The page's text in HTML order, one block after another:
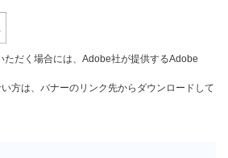
ただく場合には、Adobe社が提供するAdobe
方は、バナーのリンク先からダウンロードして